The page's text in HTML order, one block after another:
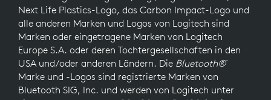
Next Life Plastics-Logo, das Carbon Impact-Logo und
alle anderen Marken und Logos von Logitech sind
Marken oder eingetragene Marken von Logitech
Europe S.A. oder deren Tochtergesellschaften in den
USA und/oder anderen Ländern. Die Bluetooth®-
Marke und -Logos sind registrierte Marken von
Bluetooth SIG, Inc. und werden von Logitech unter